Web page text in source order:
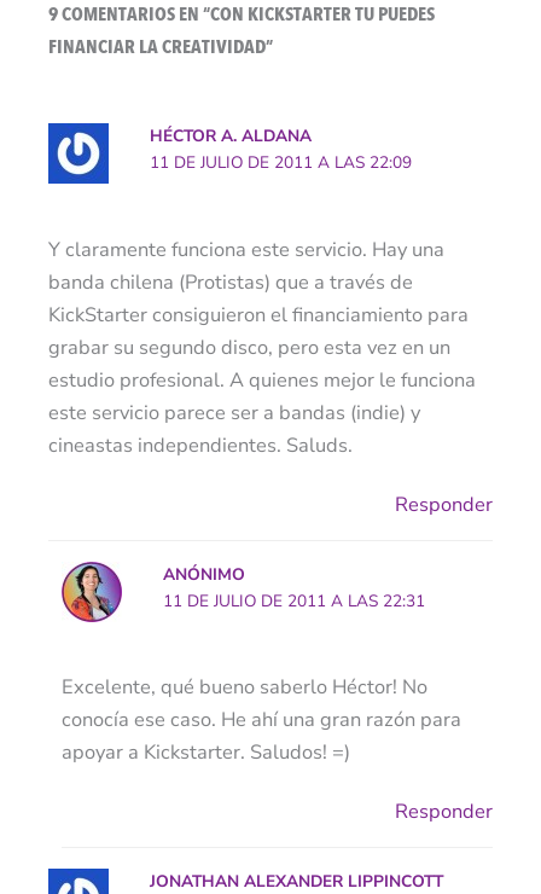
9 COMENTARIOS EN “CON KICKSTARTER TU PUEDES
FINANCIAR LA CREATIVIDAD”
HÉCTOR A. ALDANA
11 DE JULIO DE 2011 A LAS 22:09
Y claramente funciona este servicio. Hay una
banda chilena (Protistas) que a través de
KickStarter consiguieron el financiamiento para
grabar su segundo disco, pero esta vez en un
estudio profesional. A quienes mejor le funciona
este servicio parece ser a bandas (indie) y
cineastas independientes. Saluds.
Responder
ANÓNIMO
11 DE JULIO DE 2011 A LAS 22:31
Excelente, qué bueno saberlo Héctor! No
conocía ese caso. He ahí una gran razón para
apoyar a Kickstarter. Saludos! =)
Responder
JONATHAN ALEXANDER LIPPINCOTT